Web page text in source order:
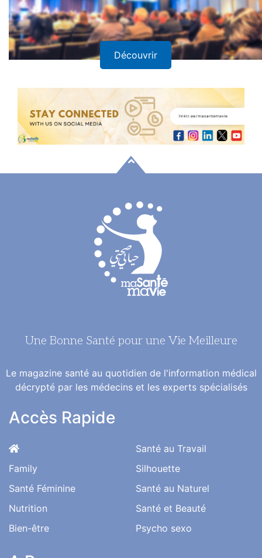
Découvrir
Une Bonne Santé pour une Vie Meilleure
Le magazine santé au quotidien de l'information médical
décrypté par les médecins et les experts spécialisés
Accès Rapide
Family
Santé Féminine
Nutrition
Bien-être
Santé au Travail
Silhouette
Santé au Naturel
Santé et Beauté
Psycho sexo